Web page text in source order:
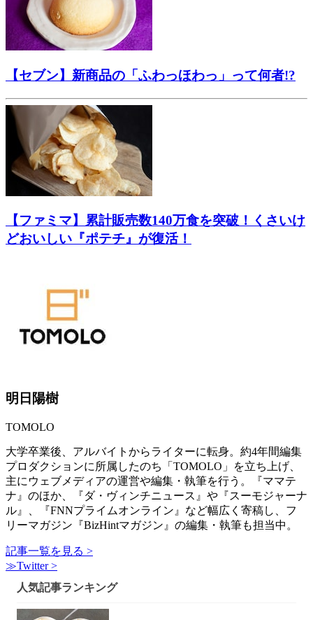
【セブン】新商品の「ふわっほわっ」って何者!?
【ファミマ】累計販売数140万食を突破！くさいけ
どおいしい『ポテチ』が復活！
明日陽樹
TOMOLO
大学卒業後、アルバイトからライターに転身。約4年間編集
プロダクションに所属したのち「TOMOLO」を立ち上げ、
主にウェブメディアの運営や編集・執筆を行う。『ママテ
ナ』のほか、『ダ・ヴィンチニュース』や『スーモジャーナ
ル』、『FNNプライムオンライン』など幅広く寄稿し、フ
リーマガジン『BizHintマガジン』の編集・執筆も担当中。
記事一覧を見る >
≫Twitter >
人気記事ランキング